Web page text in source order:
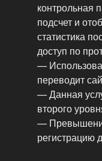
контрольная
подсчет и
статистика
доступ по
—
переводит
— Данная
второго
—
регистрацию